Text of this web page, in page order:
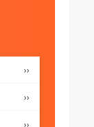
››
››
››